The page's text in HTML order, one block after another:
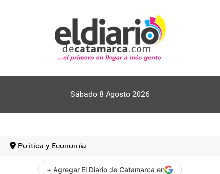
Sábado 8 Agosto 2026
Politica y Economia
+ Agregar El Diario de Catamarca en